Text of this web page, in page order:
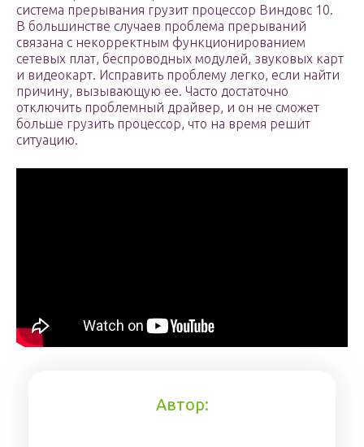
система прерывания грузит процессор Виндовс 10.
В большинстве случаев проблема прерываний
связана с некорректным функционированием
сетевых плат, беспроводных модулей, звуковых карт
и видеокарт. Исправить проблему легко, если найти
причину, вызывающую ее. Часто достаточно
отключить проблемный драйвер, и он не сможет
больше грузить процессор, что на время решит
ситуацию.
Автор: